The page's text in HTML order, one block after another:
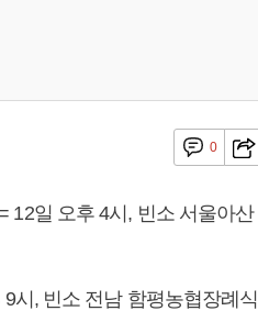
0
12일 오후 4시, 빈소 서울아산
시, 빈소 전남 함평농협장례식